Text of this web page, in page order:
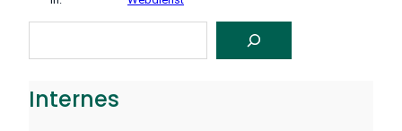
S
C
Internes